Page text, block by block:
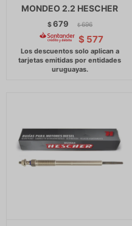
MONDEO 2.2 HESCHER
$679 $ 696
$ 577